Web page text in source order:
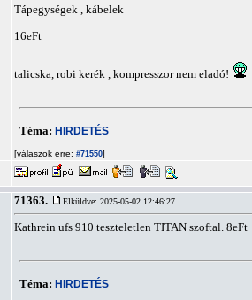
Tápegységek , kábelek
16eFt
talicska, robi kerék , kompresszor nem eladó!
Téma: HIRDETÉS
[válaszok erre: #71550]
71363. Elküldve: 2025-05-02 12:46:27
Kathrein ufs 910 teszteletlen TITAN szoftal. 8eFt
Téma: HIRDETÉS